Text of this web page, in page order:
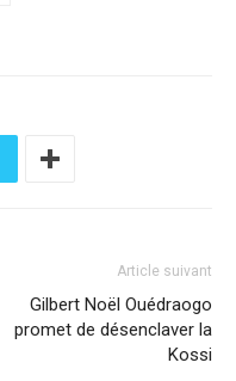
Article suivant
Gilbert Noël Ouédraogo
promet de désenclaver la
Kossi